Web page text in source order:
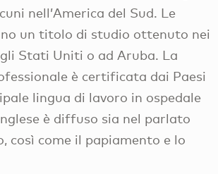
nell’America del Sud. Le
un titolo di studio ottenuto nei
Stati Uniti o ad Aruba. La
è certificata dai Paesi
lingua di lavoro in ospedale
è diffuso sia nel parlato
così come il papiamento e lo